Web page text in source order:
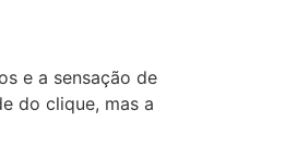
e a sensação de
do clique, mas a